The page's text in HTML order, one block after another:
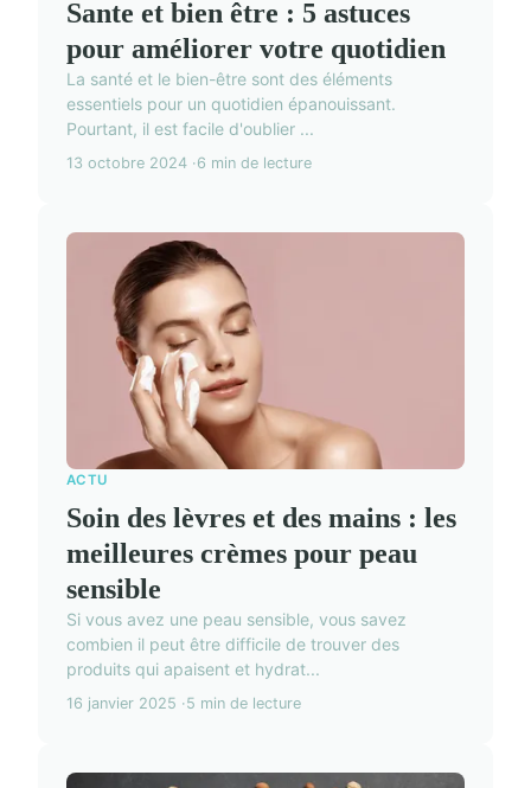
Sante et bien être : 5 astuces
pour améliorer votre quotidien
La santé et le bien-être sont des éléments
essentiels pour un quotidien épanouissant.
Pourtant, il est facile d'oublier ...
13 octobre 2024 6 min de lecture
ACTU
Soin des lèvres et des mains : les
meilleures crèmes pour peau
sensible
Si vous avez une peau sensible, vous savez
combien il peut être difficile de trouver des
produits qui apaisent et hydrat...
16 janvier 2025 5 min de lecture